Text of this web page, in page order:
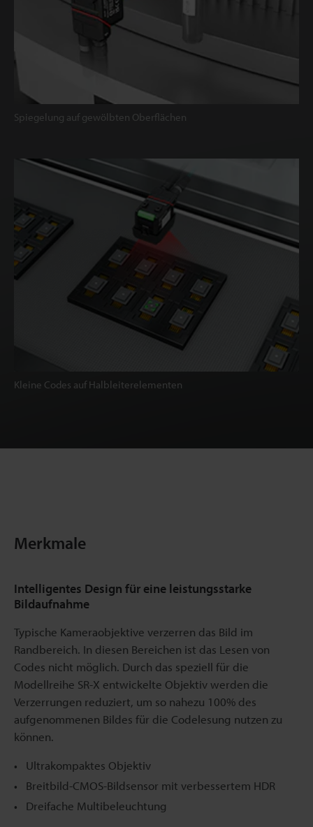
Spiegelung auf gewölbten Oberflächen
Kleine Codes auf Halbleiterelementen
Merkmale
Intelligentes Design für eine leistungsstarke
Bildaufnahme
Typische Kameraobjektive verzerren das Bild im
Randbereich. In diesen Bereichen ist das Lesen von
Codes nicht möglich. Durch das speziell für die
Modellreihe SR-X entwickelte Objektiv werden die
Verzerrungen reduziert, um so nahezu 100% des
aufgenommenen Bildes für die Codelesung nutzen zu
können.
Ultrakompaktes Objektiv
Breitbild-CMOS-Bildsensor mit verbessertem HDR
Dreifache Multibeleuchtung